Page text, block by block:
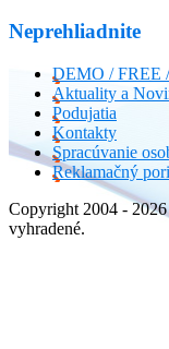
Neprehliadnite
DEMO / FREE
Aktuality a
Podujatia
Kontakty
Spracúvanie
Reklamačný
Copyright 2004 -
vyhradené.